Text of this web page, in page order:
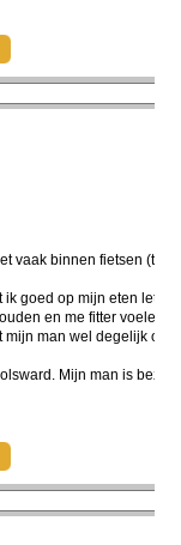
vaak binnen fietsen
goed op mijn eten let,
en me fitter voelen.
man wel degelijk op
Mijn man is